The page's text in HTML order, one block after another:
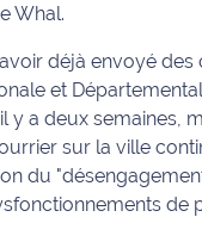
Whal.
déjà envoyé des
et
y a deux semaines,
sur la ville
du
de